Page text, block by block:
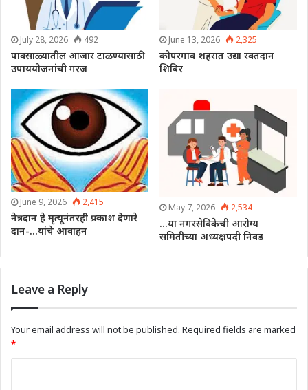
July 28, 2026 492
पावसाळ्यातील आजार टाळण्यासाठी
उपाययोजनांची गरज
June 13, 2026 2,325
कोपरगाव शहरात उद्या रक्तदान
शिबिर
June 9, 2026 2,415
नेत्रदान हे मृत्यूनंतरही प्रकाश देणारे
दान-…यांचे आवाहन
May 7, 2026 2,534
…या नगरसेविकेची आरोग्य
समितीच्या अध्यक्षपदी निवड
Leave a Reply
Your email address will not be published. Required fields are marked
*